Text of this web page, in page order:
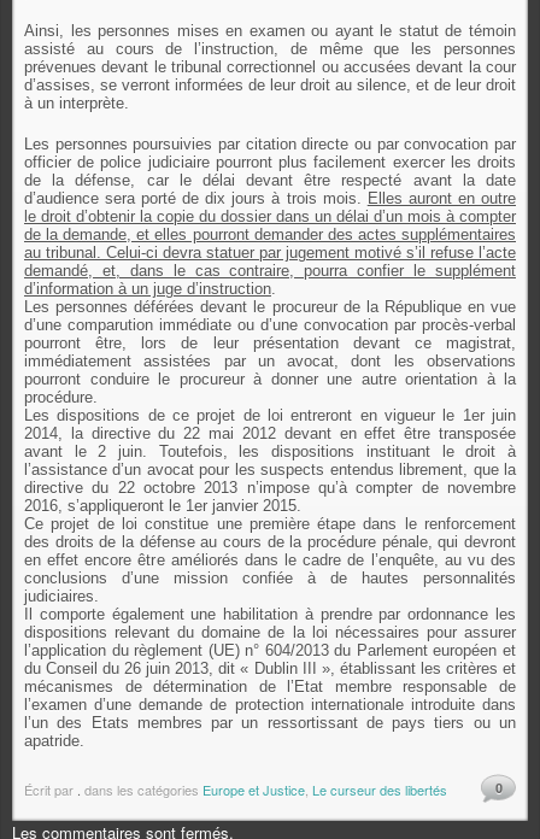
Ainsi, les personnes mises en examen ou ayant le statut de témoin
assisté au cours de l’instruction, de même que les personnes
prévenues devant le tribunal correctionnel ou accusées devant la cour
d’assises, se verront informées de leur droit au silence, et de leur droit
à un interprète.
Les personnes poursuivies par citation directe ou par convocation par
officier de police judiciaire pourront plus facilement exercer les droits
de la défense, car le délai devant être respecté avant la date
d’audience sera porté de dix jours à trois mois. Elles auront en outre
le droit d’obtenir la copie du dossier dans un délai d’un mois à compter
de la demande, et elles pourront demander des actes supplémentaires
au tribunal. Celui-ci devra statuer par jugement motivé s’il refuse l’acte
demandé, et, dans le cas contraire, pourra confier le supplément
d’information à un juge d’instruction.
Les personnes déférées devant le procureur de la République en vue
d’une comparution immédiate ou d’une convocation par procès-verbal
pourront être, lors de leur présentation devant ce magistrat,
immédiatement assistées par un avocat, dont les observations
pourront conduire le procureur à donner une autre orientation à la
procédure.
Les dispositions de ce projet de loi entreront en vigueur le 1er juin
2014, la directive du 22 mai 2012 devant en effet être transposée
avant le 2 juin. Toutefois, les dispositions instituant le droit à
l’assistance d’un avocat pour les suspects entendus librement, que la
directive du 22 octobre 2013 n’impose qu’à compter de novembre
2016, s’appliqueront le 1er janvier 2015.
Ce projet de loi constitue une première étape dans le renforcement
des droits de la défense au cours de la procédure pénale, qui devront
en effet encore être améliorés dans le cadre de l’enquête, au vu des
conclusions d’une mission confiée à de hautes personnalités
judiciaires.
Il comporte également une habilitation à prendre par ordonnance les
dispositions relevant du domaine de la loi nécessaires pour assurer
l’application du règlement (UE) n° 604/2013 du Parlement européen et
du Conseil du 26 juin 2013, dit « Dublin III », établissant les critères et
mécanismes de détermination de l’Etat membre responsable de
l’examen d’une demande de protection internationale introduite dans
l’un des Etats membres par un ressortissant de pays tiers ou un
apatride.
Écrit par dans les catégories Europe et Justice Le curseur des libertés 0
Les commentaires sont fermés.